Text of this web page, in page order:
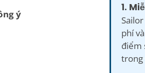
ý
1.
phí
điểm
trong